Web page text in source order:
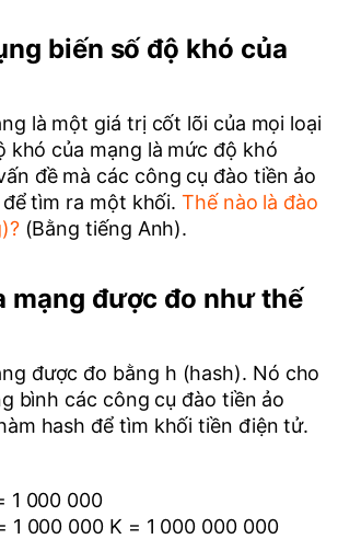
biến số độ khó của
là một giá trị cốt lõi của mọi loại
khó của mạng là mức độ khó
đề mà các công cụ đào tiền ảo
để tìm ra một khối.Thế nào là đào
(Bằng tiếng Anh).
mạng được đo như thế
được đo bằng h (hash). Nó cho
bình các công cụ đào tiền ảo
hash để tìm khối tiền điện tử.
1 000 000
1 000 000 K = 1 000 000 000